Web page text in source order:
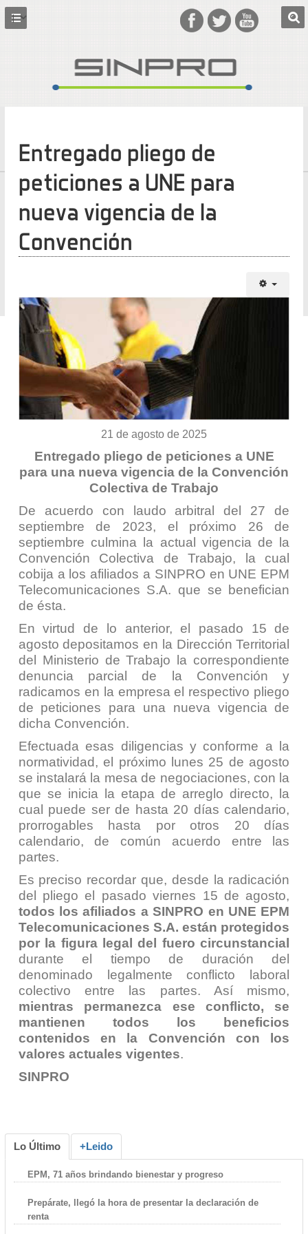
Entregado pliego de
peticiones a UNE para
nueva vigencia de la
Convención
21 de agosto de 2025
Entregado pliego de peticiones a UNE
para una nueva vigencia de la Convención
Colectiva de Trabajo
De acuerdo con laudo arbitral del 27 de
septiembre de 2023, el próximo 26 de
septiembre culmina la actual vigencia de la
Convención Colectiva de Trabajo, la cual
cobija a los afiliados a SINPRO en UNE EPM
Telecomunicaciones S.A. que se benefician
de ésta.
En virtud de lo anterior, el pasado 15 de
agosto depositamos en la Dirección Territorial
del Ministerio de Trabajo la correspondiente
denuncia parcial de la Convención y
radicamos en la empresa el respectivo pliego
de peticiones para una nueva vigencia de
dicha Convención.
Efectuada esas diligencias y conforme a la
normatividad, el próximo lunes 25 de agosto
se instalará la mesa de negociaciones, con la
que se inicia la etapa de arreglo directo, la
cual puede ser de hasta 20 días calendario,
prorrogables hasta por otros 20 días
calendario, de común acuerdo entre las
partes.
Es preciso recordar que, desde la radicación
del pliego el pasado viernes 15 de agosto,
todos los afiliados a SINPRO en UNE EPM
Telecomunicaciones S.A. están protegidos
por la figura legal del fuero circunstancial
durante el tiempo de duración del
denominado legalmente conflicto laboral
colectivo entre las partes. Así mismo,
mientras permanezca ese conflicto, se
mantienen todos los beneficios
contenidos en la Convención con los
valores actuales vigentes.
SINPRO
Lo Último +Leido
EPM, 71 años brindando bienestar y progreso
Prepárate, llegó la hora de presentar la declaración de
renta